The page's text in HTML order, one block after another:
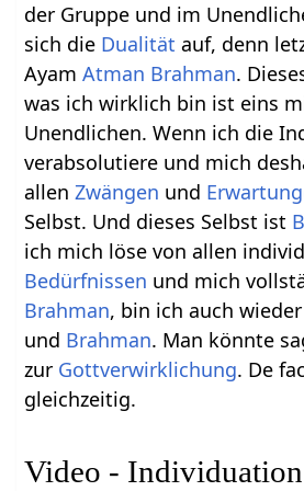
der Gruppe und im
sich die Dualität auf, denn
AyamAtman Brahman.
was ich wirklich bin ist eins
Unendlichen. Wenn ich die
verabsolutiere und mich
allenZwängen und
Selbst. Und dieses Selbst ist
ich mich löse von allen
Bedürfnissen und mich
Brahman, bin ich auch
und Brahman. Man könnte
zur Gottverwirklichung. De
gleichzeitig.
Video - Individuation